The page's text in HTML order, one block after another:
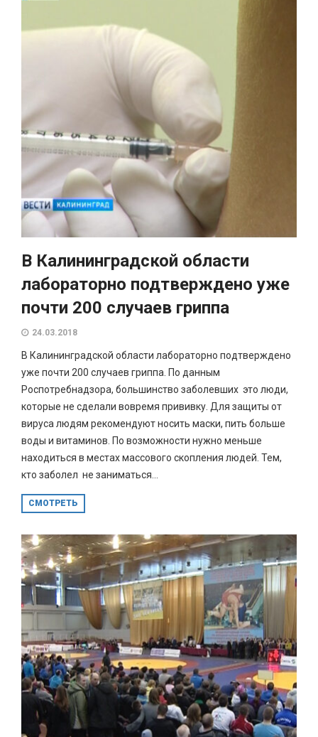
В Калининградской области
лабораторно подтверждено уже
почти 200 случаев гриппа
24.03.2018
В Калининградской области лабораторно подтверждено
уже почти 200 случаев гриппа. По данным
Роспотребнадзора, большинство заболевших это люди,
которые не сделали вовремя прививку. Для защиты от
вируса людям рекомендуют носить маски, пить больше
воды и витаминов. По возможности нужно меньше
находиться в местах массового скопления людей. Тем,
кто заболел не заниматься...
СМОТРЕТЬ